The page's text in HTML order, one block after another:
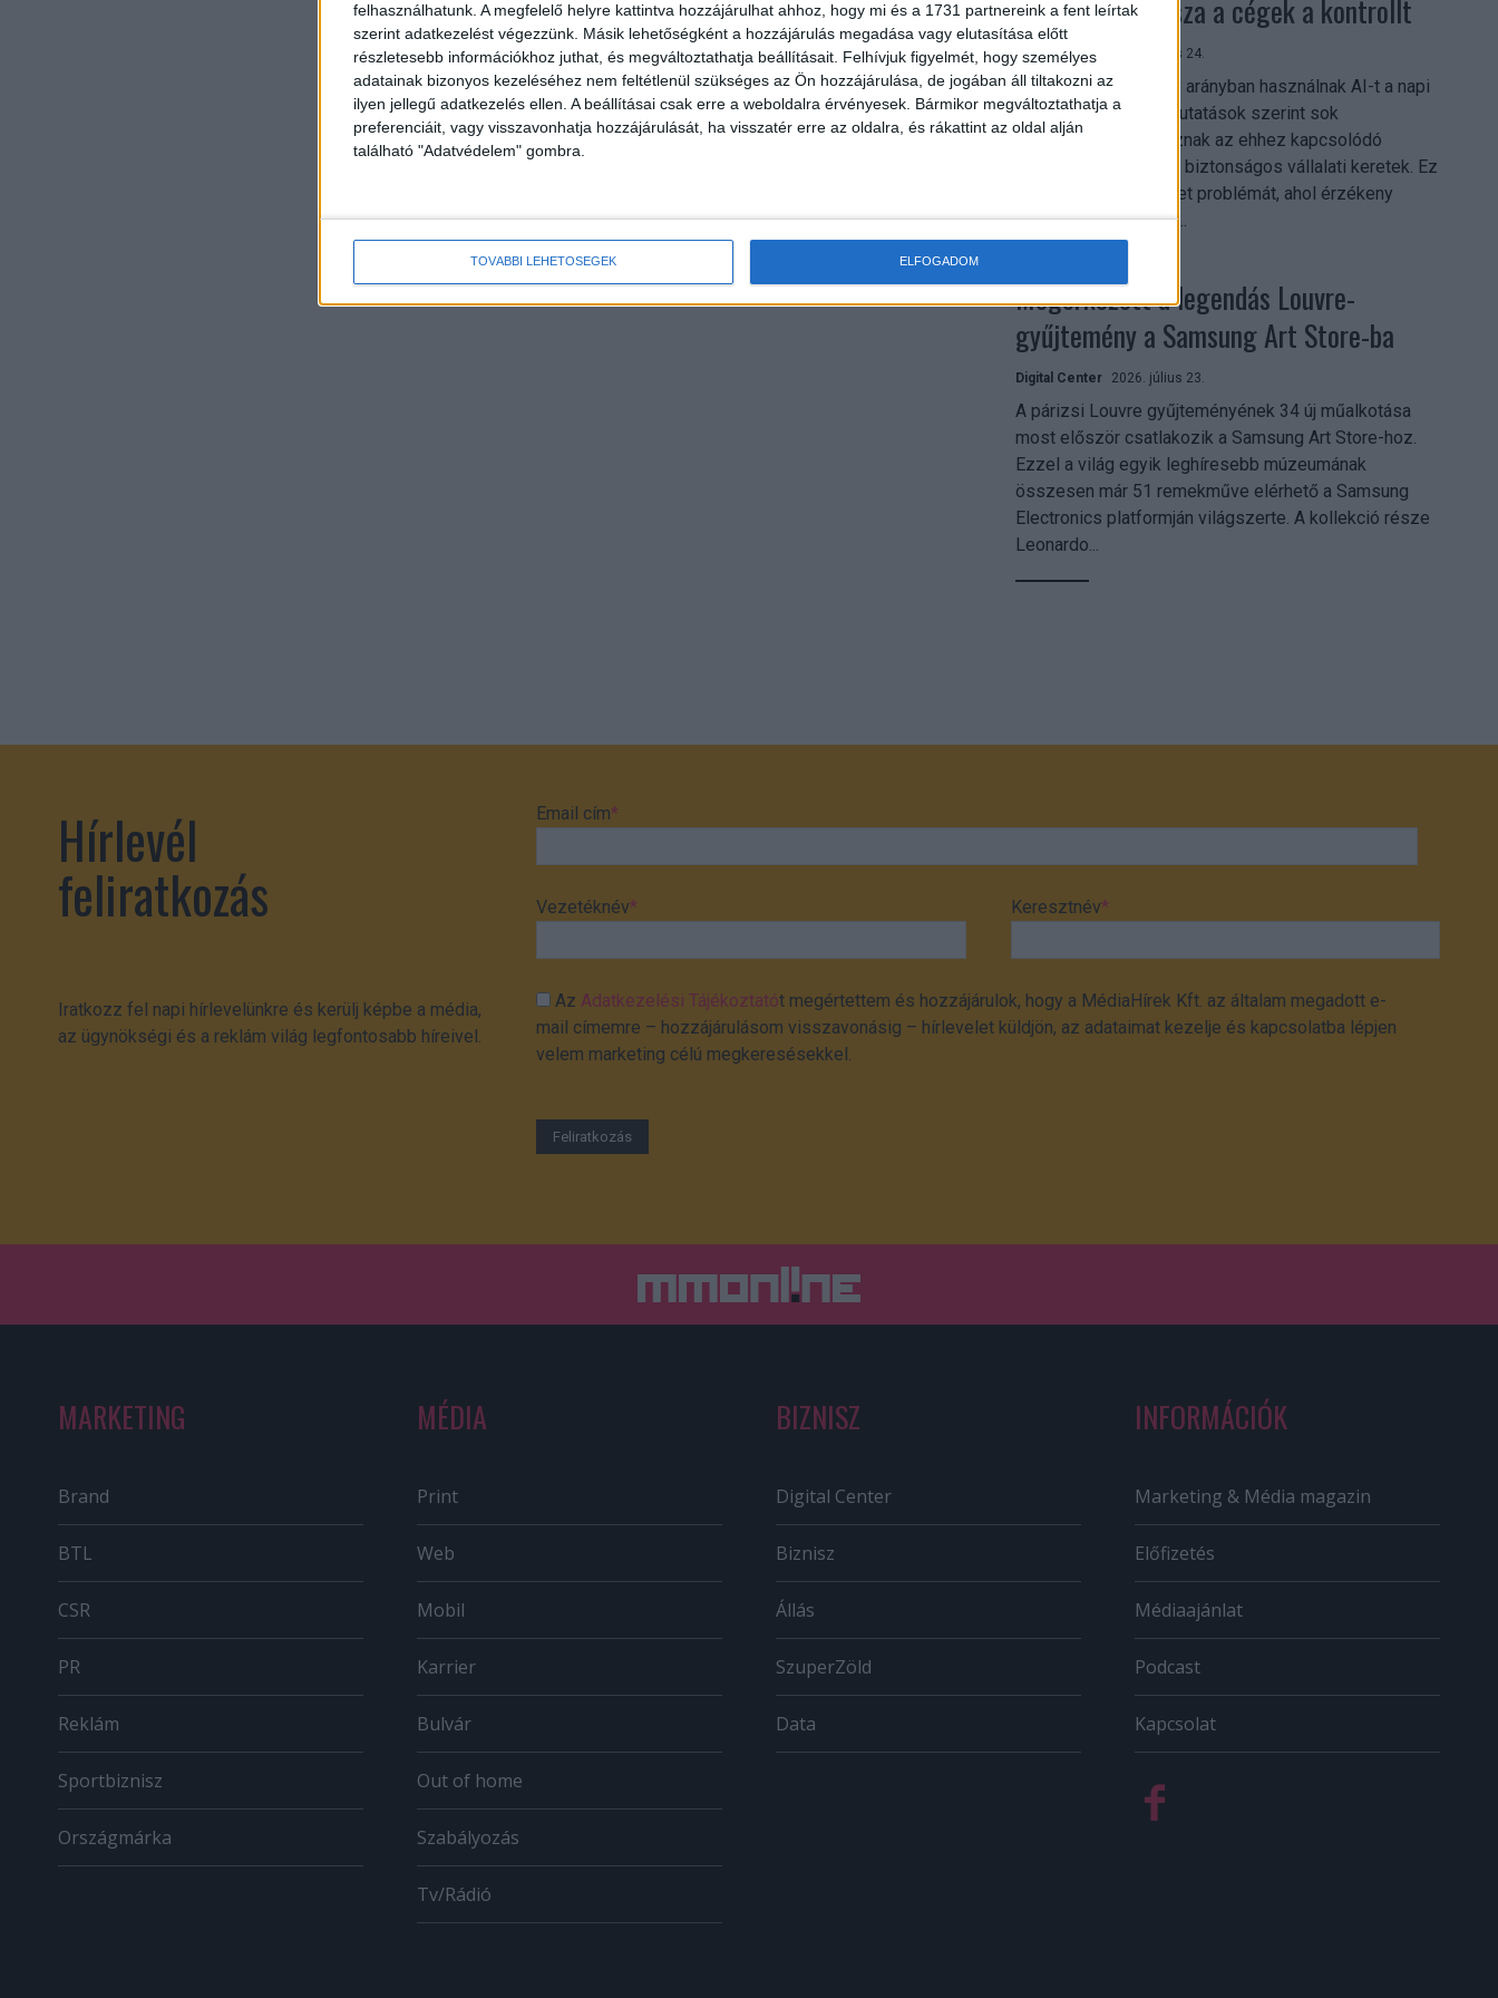
felhasználhatunk. A megfelelő helyre kattintva hozzájárulhat ahhoz, hogy mi és a 1731 partnereink a fent leírtak
szerint adatkezelést végezzünk. Másik lehetőségként a hozzájárulás megadása vagy elutasítása előtt
részletesebb információkhoz juthat, és megváltoztathatja beállításait. Felhívjuk figyelmét, hogy személyes
adatainak bizonyos kezeléséhez nem feltétlenül szükséges az Ön hozzájárulása, de jogában áll tiltakozni az
ilyen jellegű adatkezelés ellen. A beállításai csak erre a weboldalra érvényesek. Bármikor megváltoztathatja a
preferenciáit, vagy visszavonhatja hozzájárulását, ha visszatér erre az oldalra, és rákattint az oldal alján
található "Adatvédelem" gombra.
TOVÁBBI LEHETŐSÉGEK ELFOGADOM
szerezhetik vissza a cégek a kontrollt
Digital Center 2026. július 24.
A munkavállalók nagy arányban használnak AI-t a napi
munkában, ám friss kutatások szerint sok
szervezetnél hiányoznak az ehhez kapcsolódó
világos irányelvek és biztonságos vállalati keretek. Ez
különösen ott jelenthet problémát, ahol érzékeny
üzleti információkkal...
Megérkezett a legendás Louvre-
gyűjtemény a Samsung Art Store-ba
Digital Center 2026. július 23.
A párizsi Louvre gyűjteményének 34 új műalkotása
most először csatlakozik a Samsung Art Store-hoz.
Ezzel a világ egyik leghíresebb múzeumának
összesen már 51 remekműve elérhető a Samsung
Electronics platformján világszerte. A kollekció része
Leonardo...
Hírlevél
feliratkozás
Iratkozz fel napi hírlevelünkre és kerülj képbe a média,
az ügynökségi és a reklám világ legfontosabb híreivel.
Email cím*
Vezetéknév* Keresztnév*
AzAdatkezelési Tájékoztatót megértettem és hozzájárulok, hogy a MédiaHírek Kft. az általam megadott e-
mail címemre – hozzájárulásom visszavonásig – hírlevelet küldjön, az adataimat kezelje és kapcsolatba lépjen
velem marketing célú megkeresésekkel.
MARKETING
Brand
BTL
CSR
PR
Reklám
Sportbiznisz
Országmárka
MÉDIA
Print
Web
Mobil
Karrier
Bulvár
Out of home
Szabályozás
Tv/Rádió
BIZNISZ
Digital Center
Biznisz
Állás
SzuperZöld
Data
INFORMÁCIÓK
Marketing & Média magazin
Előfizetés
Médiaajánlat
Podcast
Kapcsolat